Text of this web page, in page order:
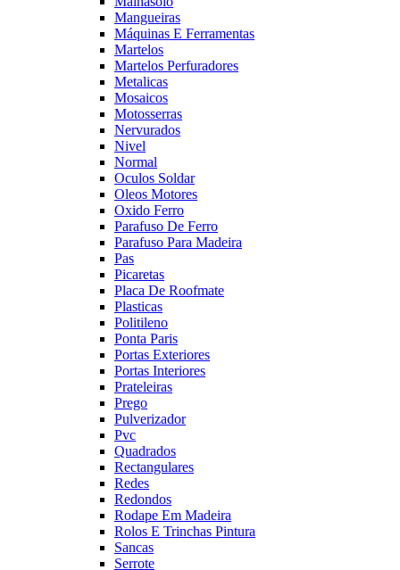
Mangueiras
Máquinas E Ferramentas
Martelos
Martelos Perfuradores
Metalicas
Mosaicos
Motosserras
Nervurados
Nivel
Normal
Oculos Soldar
Oleos Motores
Oxido Ferro
Parafuso De Ferro
Parafuso Para Madeira
Pas
Picaretas
Placa De Roofmate
Plasticas
Politileno
Ponta Paris
Portas Exteriores
Portas Interiores
Prateleiras
Prego
Pulverizador
Pvc
Quadrados
Rectangulares
Redes
Redondos
Rodape Em Madeira
Rolos E Trinchas Pintura
Sancas
Serrote